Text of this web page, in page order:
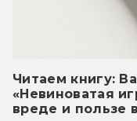
Читаем книгу:
«Невиноватая
вреде и пользе